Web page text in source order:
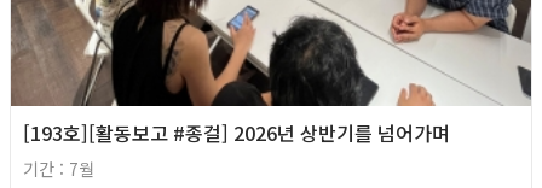
[193호][활동보고 #종걸] 2026년 상반기를 넘어가며
기간 : 7월